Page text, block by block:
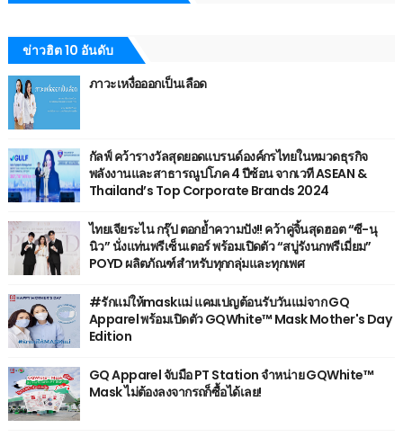
ข่าวฮิต 10 อันดับ
ภาวะเหงื่อออกเป็นเลือด
กัลฟ์ คว้ารางวัลสุดยอดแบรนด์องค์กรไทยในหมวดธุรกิจ
พลังงานและสาธารณูปโภค 4 ปีซ้อน จากเวที ASEAN &
Thailand’s Top Corporate Brands 2024
ไทยเจียระไน กรุ๊ป ตอกย้ำความปัง!! คว้าคู่จิ้นสุดฮอต “ซี-นุ
นิว” นั่งแท่นพรีเซ็นเตอร์ พร้อมเปิดตัว “สบู่รังนกพรีเมี่ยม”
POYD ผลิตภัณฑ์สำหรับทุกกลุ่มและทุกเพศ
#รักแม่ให้maskแม่ แคมเปญต้อนรับวันแม่จาก GQ
Apparel พร้อมเปิดตัว GQWhite™ Mask Mother's Day
Edition
GQ Apparel จับมือ PT Station จำหน่าย GQWhite™
Mask ไม่ต้องลงจากรถก็ซื้อได้เลย!